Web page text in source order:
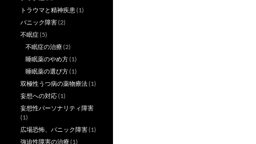
トラウマと精神疾患 (1)
パニック障害(2)
不眠症(5)
不眠症の治療(2)
睡眠薬のやめ方(1)
睡眠薬の選び方(1)
双極性うつ病の薬物療法(1)
妄想への対応(1)
妄想性パーソナリティ障害
(1)
広場恐怖、パニック障害(1)
強迫性障害の治療(1)